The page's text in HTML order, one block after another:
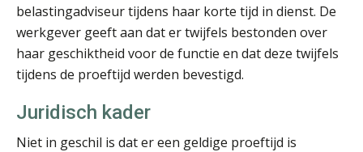
belastingadviseur tijdens haar korte tijd in dienst. De
werkgever geeft aan dat er twijfels bestonden over
haar geschiktheid voor de functie en dat deze twijfels
tijdens de proeftijd werden bevestigd.
Juridisch kader
Niet in geschil is dat er een geldige proeftijd is
Bob de Koning